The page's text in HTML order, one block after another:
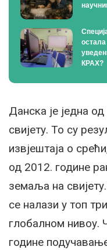
КРАХ?
Данска је једна
свијету. То су
извјештаја о
од 2012. године
земаља на
се налази у топ
глобалном нивоу.
године